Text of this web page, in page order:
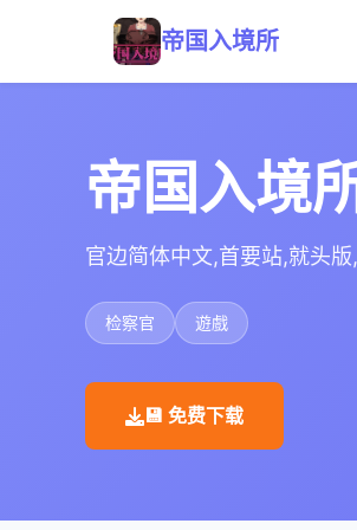
帝国入境所
帝国入境
官边简体中文,首要站,就头
检察官 遊戲
💾 免费下载